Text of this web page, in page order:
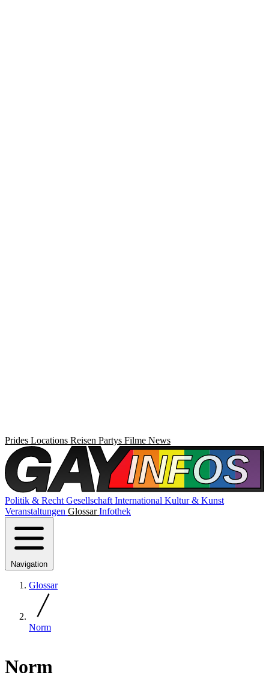
Prides Locations Reisen Partys Filme News
Politik & Recht Gesellschaft International Kultur & Kunst
Veranstaltungen GlossarInfothek
Navigation
Glossar
Norm
Norm